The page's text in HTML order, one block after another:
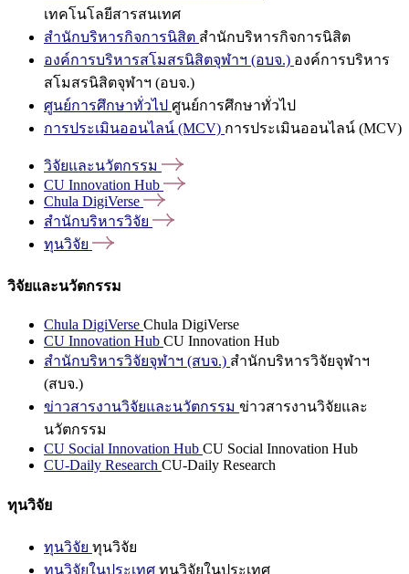
เทคโนโลยีสารสนเทศ
สำนักบริหารกิจการนิสิต สำนักบริหารกิจการนิสิต
องค์การบริหารสโมสรนิสิตจุฬาฯ (อบจ.) องค์การบริหาร
สโมสรนิสิตจุฬาฯ (อบจ.)
ศูนย์การศึกษาทั่วไป ศูนย์การศึกษาทั่วไป
การประเมินออนไลน์ (MCV) การประเมินออนไลน์ (MCV)
วิจัยและนวัตกรรม
CU Innovation Hub
Chula DigiVerse
สำนักบริหารวิจัย
ทุนวิจัย
วิจัยและนวัตกรรม
Chula DigiVerse Chula DigiVerse
CU Innovation Hub CU Innovation Hub
สำนักบริหารวิจัยจุฬาฯ (สบจ.) สำนักบริหารวิจัยจุฬาฯ
(สบจ.)
ข่าวสารงานวิจัยและนวัตกรรม ข่าวสารงานวิจัยและ
นวัตกรรม
CU Social Innovation Hub CU Social Innovation Hub
CU-Daily Research CU-Daily Research
ทุนวิจัย
ทุนวิจัย ทุนวิจัย
ทุนวิจัยในประเทศ ทุนวิจัยในประเทศ